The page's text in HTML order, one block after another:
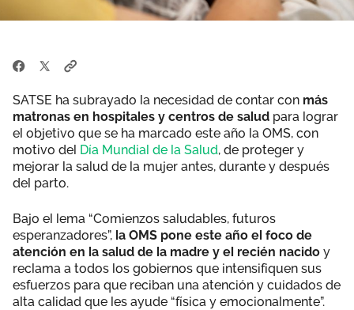
SATSE ha subrayado la necesidad de contar con más
matronas en hospitales y centros de salud para lograr
el objetivo que se ha marcado este año la OMS, con
motivo del Día Mundial de la Salud, de proteger y
mejorar la salud de la mujer antes, durante y después
del parto.
Bajo el lema “Comienzos saludables, futuros
esperanzadores”, la OMS pone este año el foco de
atención en la salud de la madre y el recién nacido y
reclama a todos los gobiernos que intensifiquen sus
esfuerzos para que reciban una atención y cuidados de
alta calidad que les ayude “física y emocionalmente”.